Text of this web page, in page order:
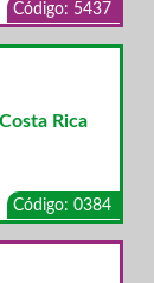
Código: 5437
Rica
Código: 0384